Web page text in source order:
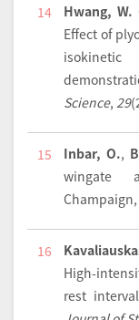
14 Hwang, W.
Effect of
Science, 29
15 Inbar, O.,
wingate
Champaign,
16
High-
rest